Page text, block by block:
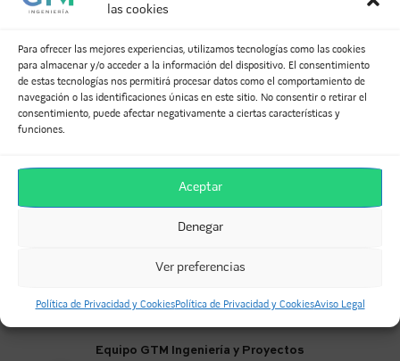
las cookies
Para ofrecer las mejores experiencias, utilizamos tecnologías como las cookies
para almacenar y/o acceder a la información del dispositivo. El consentimiento
de estas tecnologías nos permitirá procesar datos como el comportamiento de
navegación o las identificaciones únicas en este sitio. No consentir o retirar el
consentimiento, puede afectar negativamente a ciertas características y
funciones.
Aceptar
Denegar
Ver preferencias
Política de Privacidad y CookiesPolítica de Privacidad y CookiesAviso Legal
SI TE HA GUSTADO, COMPÁRTELO
Facebook Twitter
WhatsApp
Equipo GTM Ingeniería y Proyectos